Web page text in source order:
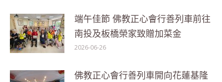
端午佳節 佛教正心會行善列車前往
南投及板橋榮家致贈加菜金
2026-06-26
佛教正心會行善列車開向花蓮基隆